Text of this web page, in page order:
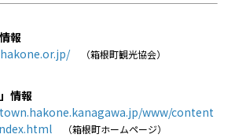
報
（箱根町観光協会）
情報
www/content
（箱根町ホームページ）